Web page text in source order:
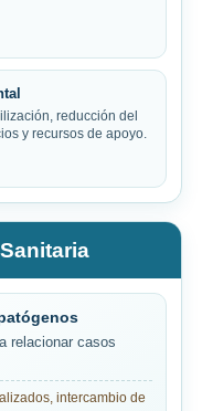
reducción del
y recursos de apoyo.
relacionar casos
intercambio de